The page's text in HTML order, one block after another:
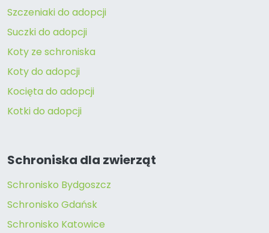
Szczeniaki do adopcji
Suczki do adopcji
Koty ze schroniska
Koty do adopcji
Kocięta do adopcji
Kotki do adopcji
Schroniska dla zwierząt
Schronisko Bydgoszcz
Schronisko Gdańsk
Schronisko Katowice